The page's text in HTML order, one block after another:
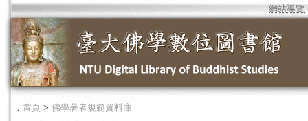
網站導覽
． 首頁 > 佛學著者規範資料庫